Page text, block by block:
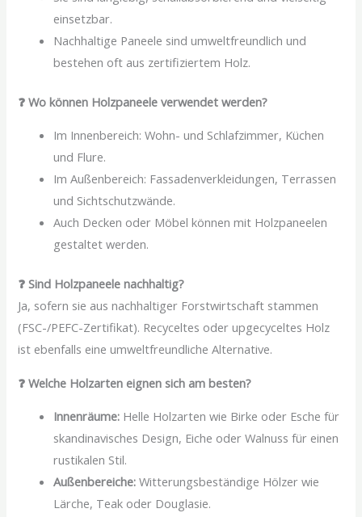
einsetzbar.
Nachhaltige Paneele sind umweltfreundlich und
bestehen oft aus zertifiziertem Holz.
❓ Wo können Holzpaneele verwendet werden?
Im Innenbereich: Wohn- und Schlafzimmer, Küchen
und Flure.
Im Außenbereich: Fassadenverkleidungen, Terrassen
und Sichtschutzwände.
Auch Decken oder Möbel können mit Holzpaneelen
gestaltet werden.
❓ Sind Holzpaneele nachhaltig?
Ja, sofern sie aus nachhaltiger Forstwirtschaft stammen
(FSC-/PEFC-Zertifikat). Recyceltes oder upgecyceltes Holz
ist ebenfalls eine umweltfreundliche Alternative.
❓ Welche Holzarten eignen sich am besten?
Innenräume: Helle Holzarten wie Birke oder Esche für
skandinavisches Design, Eiche oder Walnuss für einen
rustikalen Stil.
Außenbereiche: Witterungsbeständige Hölzer wie
Lärche, Teak oder Douglasie.